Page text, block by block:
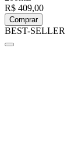
R$ 409,00
Comprar
BEST-SELLER